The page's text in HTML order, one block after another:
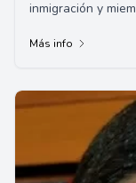
inmigración y
Más info